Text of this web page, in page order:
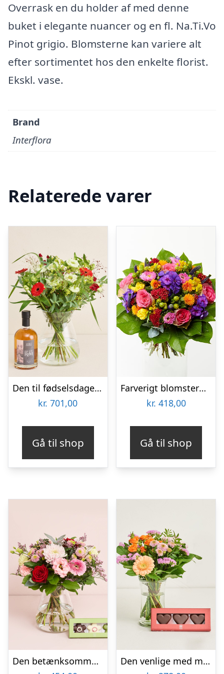
Overrask en du holder af med denne
buket i elegante nuancer og en fl. Na.Ti.Vo
Pinot grigio. Blomsterne kan variere alt
efter sortimentet hos den enkelte florist.
Ekskl. vase.
Brand
Interflora
Relaterede varer
Den til fødselsdagen med Sankt Thomas, Carribean Rum
kr. 701,00
Gå til shop
Farverigt blomstermix – Send blomster med Bloomit
kr. 418,00
Gå til shop
Den betænksomme med CHO CHO marcipanblomster
Den venlige med marcipanhjerter